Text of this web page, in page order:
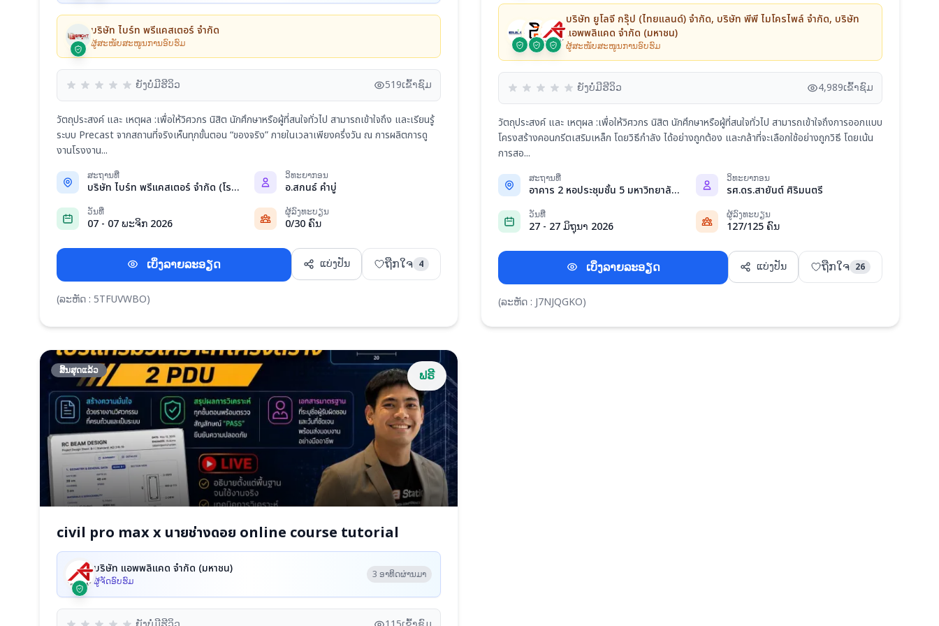
บริษัท ไบร์ท พรีแคสเตอร์ จำกัด
ຜູ້ສະໜັບສະໜູນການອົບຮົມ
ຍັງບໍ່ມີຮີວິວ 519ເຂົ້າຊົມ
วัตถุประสงค์ และ เหตุผล :เพื่อให้วิศวกร นิสิต นักศึกษาหรือผู้ที่สนใจทั่วไป สามารถเข้าใจถึง และเรียนรู้
ระบบ Precast จากสถานที่จริงเห็นทุกขั้นตอน “ของจริง” ภายในเวลาเพียงครึ่งวัน ณ การผลิตการดู
งานโรงงาน...
ສະຖານທີ່
บริษัท ไบร์ท พรีแคสเตอร์ จำกัด (โรงงาน ไ...
ວິທະຍາກອນ
อ.สกนธ์ คำบู่
ວັນທີ່
07 - 07 ພະຈິກ 2026
ຜູ້ລົງທະບຽນ
0/30 ຄົນ
ເບິ່ງລາຍລະອຽດ ແບ່ງປັນ ຖືກໃຈ 4
(ລະຫັດ : 5TFUVWBO)
บริษัท ยูโลจี กรุ๊ป (ไทยแลนด์) จำกัด, บริษัท พีพี ไมโครไพล์ จำกัด, บริษัท
แอพพลิแคด จํากัด (มหาชน)
ຜູ້ສະໜັບສະໜູນການອົບຮົມ
ຍັງບໍ່ມີຮີວິວ 4,989ເຂົ້າຊົມ
วัตถุประสงค์ และ เหตุผล :เพื่อให้วิศวกร นิสิต นักศึกษาหรือผู้ที่สนใจทั่วไป สามารถเข้าใจถึงการออกแบบ
โครงสร้างคอนกรีตเสริมเหล็ก โดยวิธีกำลัง ได้อย่างถูกต้อง และกล้าที่จะเลือกใช้อย่างถูกวิธี โดยเน้น
การสอ...
ສະຖານທີ່
อาคาร 2 หอประชุมชั้น 5 มหาวิทยาลัยปทุมธา...
ວິທະຍາກອນ
รศ.ดร.สายันต์ ศิริมนตรี
ວັນທີ່
27 - 27 ມິຖຸນາ 2026
ຜູ້ລົງທະບຽນ
127/125 ຄົນ
ເບິ່ງລາຍລະອຽດ ແບ່ງປັນ ຖືກໃຈ 26
(ລະຫັດ : J7NJQGKO)
ສິ້ນສຸດແລ້ວ ຟຣີ
civil pro max x นายช่างดอย online course tutorial
บริษัท แอพพลิแคด จํากัด (มหาชน)
ຜູ້ຈັດອົບຮົມ
3 ອາທິດຜ່ານມາ